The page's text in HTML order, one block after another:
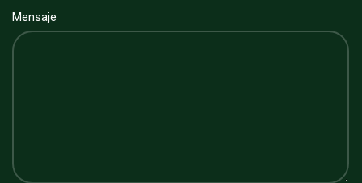
Mensaje